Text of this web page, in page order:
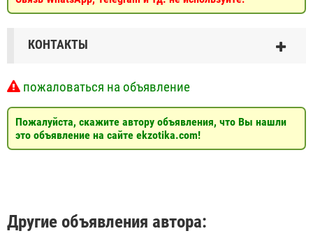
КОНТАКТЫ
пожаловаться на объявление
Пожалуйста, скажите автору объявления, что Вы нашли
это объявление на сайте ekzotika.com!
Другие объявления автора: